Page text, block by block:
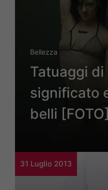
Bellezza
Tatuaggi di
significato
belli [FOTO]
31 Luglio 2013